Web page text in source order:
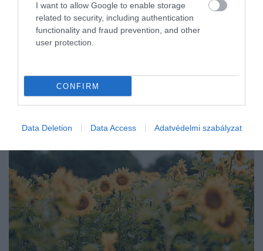
I want to allow Google to enable storage
related to security, including authentication
functionality and fraud prevention, and other
user protection.
CONFIRM
Data Deletion Data Access Adatvédelmi szabályzat